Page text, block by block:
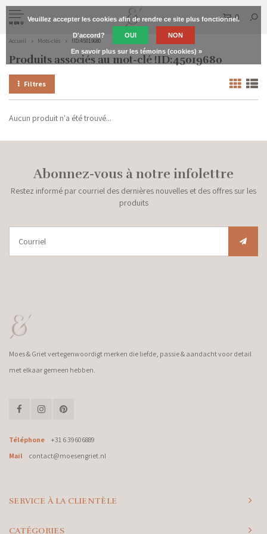
MENU
0
Accueil Mots-clés !ID:45019680
Produits associés au mot-clé !ID:45019680
Filtres
Aucun produit n'a été trouvé...
Abonnez-vous à notre infolettre
Restez informé par courriel des dernières nouvelles et des offres sur les
produits
Moes & Griet vertegenwoordigt merken die liefde, passie & aandacht voor detail
met elkaar gemeen hebben.
Téléphone
+31 6 39606889
Mail
contact@moesengriet.nl
SERVICE À LA CLIENTÈLE
CATÉGORIES
Veuillez accepter les cookies afin de rendre ce site plus fonctionnel.
D'accord? OUI NON
En savoir plus sur les témoins (cookies) »